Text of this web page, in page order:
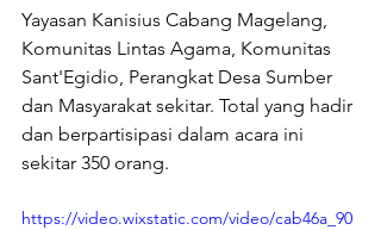
Yayasan Kanisius Cabang Magelang,
Komunitas Lintas Agama, Komunitas
Sant'Egidio, Perangkat Desa Sumber
dan Masyarakat sekitar. Total yang hadir
dan berpartisipasi dalam acara ini
sekitar 350 orang.
https://video.wixstatic.com/video/cab46a_90